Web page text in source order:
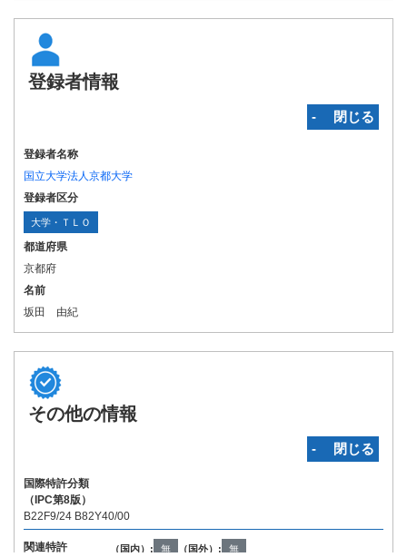
登録者情報
‐ 閉じる
登録者名称
国立大学法人京都大学
登録者区分
大学・ＴＬＯ
都道府県
京都府
名前
坂田 由紀
その他の情報
‐ 閉じる
国際特許分類
（IPC第8版）
B22F9/24 B82Y40/00
関連特許 （国内）: 無 （国外）: 無